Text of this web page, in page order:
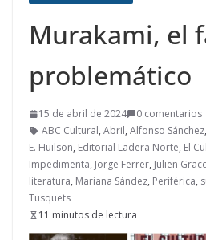
Murakami, el
problemático
15 de abril de 2024
0 comentarios
ABC Cultural, Abril, Alfonso Sánchez,
E. Huilson, Editorial Ladera Norte, El
Impedimenta, Jorge Ferrer, Julien
literatura, Mariana Sández, Periférica,
Tusquets
11 minutos de lectura